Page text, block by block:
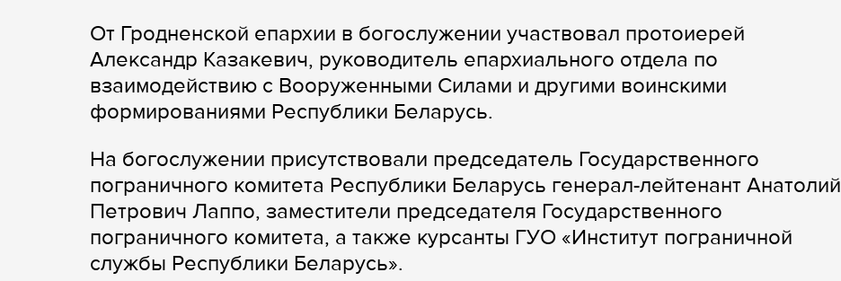
От Гродненской епархии в богослужении участвовал протоиерей
Александр Казакевич, руководитель епархиального отдела по
взаимодействию с Вооруженными Силами и другими воинскими
формированиями Республики Беларусь.
На богослужении присутствовали председатель Государственного
пограничного комитета Республики Беларусь генерал-лейтенант Анатолий
Петрович Лаппо, заместители председателя Государственного
пограничного комитета, а также курсанты ГУО «Институт пограничной
службы Республики Беларусь».